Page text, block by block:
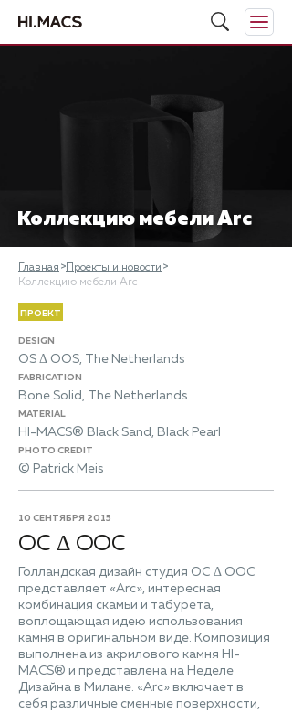
Коллекцию мебели Arc
Главная
Проекты и новости
Коллекцию мебели Arc
ПРОЕКТ
DESIGN
OS Δ OOS, The Netherlands
FABRICATION
Bone Solid, The Netherlands
MATERIAL
HI-MACS® Black Sand, Black Pearl
PHOTO CREDIT
© Patrick Meis
10 СЕНТЯБРЯ 2015
ОС Δ ООС
Голландская дизайн студия ОС Δ ООС
представляет «Arc», интересная
комбинация скамьи и табурета,
воплощающая идею использования
камня в оригинальном виде. Композиция
выполнена из акрилового камня HI-
MACS® и представлена на Неделе
Дизайна в Милане. «Arc» включает в
себя различные сменные поверхности,